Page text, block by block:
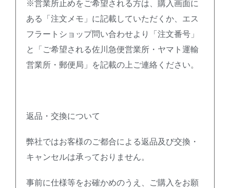
※営業所止めをご希望される方は、購入画面に
ある「注文メモ」に記載していただくか、エス
フラートショップ問い合わせより「注文番号」
と「ご希望される佐川急便営業所・ヤマト運輸
営業所・郵便局」を記載の上ご連絡ください。
返品・交換について
弊社ではお客様のご都合による返品及び交換・
キャンセルは承っておりません。
事前に仕様等をお確かめのうえ、ご購入をお願